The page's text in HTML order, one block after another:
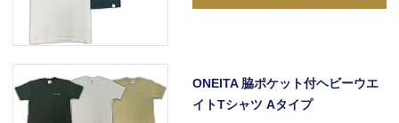
ONEITA 脇ポケット付ヘビーウエ
イトTシャツ Aタイプ